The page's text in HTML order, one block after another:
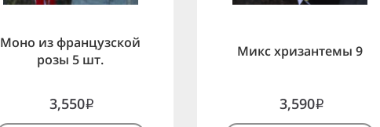
Моно из французской
розы 5 шт.
3,550i
Микс хризантемы 9
3,590i